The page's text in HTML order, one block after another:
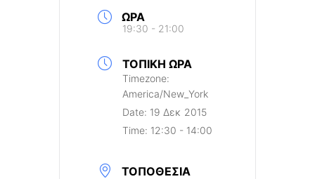
ΏΡΑ
19:30 - 21:00
ΤΟΠΙΚΉ ΏΡΑ
Timezone:
America/New_York
Date: 19 Δεκ 2015
Time: 12:30 - 14:00
ΤΟΠΟΘΕΣΊΑ